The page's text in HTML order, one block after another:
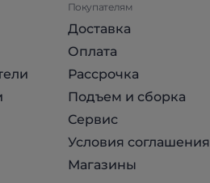
Покупателям
Доставка
Оплата
Рассрочка
Подъем и сборка
Сервис
Условия соглашения
Магазины